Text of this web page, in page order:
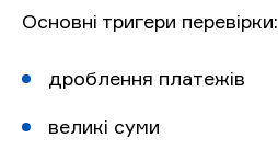
Основні тригери перевірки:
дроблення платежів
великі суми